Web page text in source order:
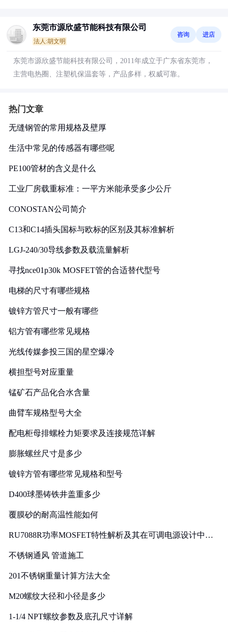
东莞市源欣盛节能科技有限公司
法人:胡文明
咨询 进店
东莞市源欣盛节能科技有限公司，2011年成立于广东省东莞市，
主营电热圈、注塑机保温套等，产品多样，权威可靠。
热门文章
无缝钢管的常用规格及壁厚
生活中常见的传感器有哪些呢
PE100管材的含义是什么
工业厂房载重标准：一平方米能承受多少公斤
CONOSTAN公司简介
C13和C14插头国标与欧标的区别及其标准解析
LGJ-240/30导线参数及载流量解析
寻找nce01p30k MOSFET管的合适替代型号
电梯的尺寸有哪些规格
镀锌方管尺寸一般有哪些
铝方管有哪些常见规格
光线传媒参投三国的星空爆冷
横担型号对应重量
锰矿石产品化合水含量
曲臂车规格型号大全
配电柜母排螺栓力矩要求及连接规范详解
膨胀螺丝尺寸是多少
镀锌方管有哪些常见规格和型号
D400球墨铸铁井盖重多少
覆膜砂的耐高温性能如何
RU7088R功率MOSFET特性解析及其在可调电源设计中的
不锈钢通风 管道施工
201不锈钢重量计算方法大全
M20螺纹大径和小径是多少
1-1/4 NPT螺纹参数及底孔尺寸详解